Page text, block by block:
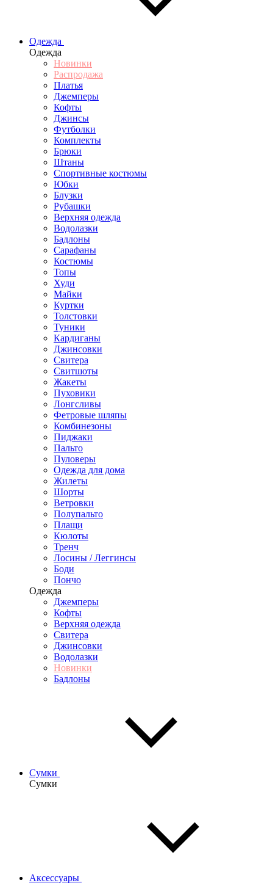
Одежда
Одежда
Новинки
Распродажа
Платья
Джемперы
Кофты
Джинсы
Футболки
Комплекты
Брюки
Штаны
Спортивные костюмы
Юбки
Блузки
Рубашки
Верхняя одежда
Водолазки
Бадлоны
Сарафаны
Костюмы
Топы
Худи
Майки
Куртки
Толстовки
Туники
Кардиганы
Джинсовки
Свитера
Свитшоты
Жакеты
Пуховики
Лонгсливы
Фетровые шляпы
Комбинезоны
Пиджаки
Пальто
Пуловеры
Одежда для дома
Жилеты
Шорты
Ветровки
Полупальто
Плащи
Кюлоты
Тренч
Лосины / Леггинсы
Боди
Пончо
Одежда
Джемперы
Кофты
Верхняя одежда
Свитера
Джинсовки
Водолазки
Новинки
Бадлоны
Сумки
Сумки
Аксессуары